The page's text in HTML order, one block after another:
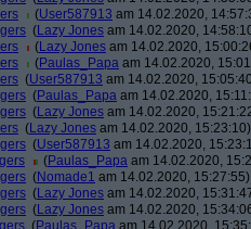
(User587913 am 14.02.2020,
(Lazy Jones am 14.02.2020,
(Lazy Jones am 14.02.2020,
(Paulas_Papa am 14.02.2020,
(User587913 am 14.02.2020,
(Paulas_Papa am 14.02.2020,
(Lazy Jones am 14.02.2020,
(Lazy Jones am 14.02.2020, 15:23:10)
(User587913 am 14.02.2020,
(Paulas_Papa am 14.02.2020,
(Nomade1 am 14.02.2020, 15:27:55)
(Lazy Jones am 14.02.2020,
(Lazy Jones am 14.02.2020,
(Paulas_Papa am 14.02.2020,